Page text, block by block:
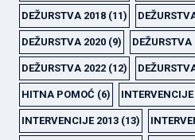
DEŽURSTVA 2018 (11)
DEŽURSTVA 2020 (9) DEŽURSTVA
DEŽURSTVA 2022 (12)
HITNA POMOĆ (6) INTERVENCIJE
INTERVENCIJE 2013 (13)